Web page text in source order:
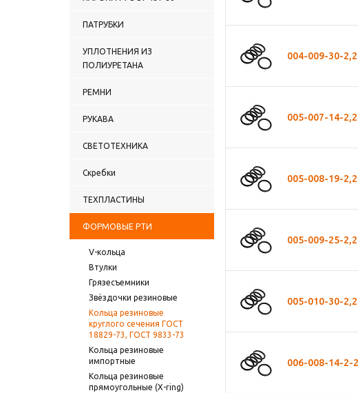
ПАТРУБКИ
УПЛОТНЕНИЯ ИЗ
ПОЛИУРЕТАНА
РЕМНИ
РУКАВА
СВЕТОТЕХНИКА
Скребки
ТЕХПЛАСТИНЫ
ФОРМОВЫЕ РТИ
V-кольца
Втулки
Грязесъемники
Звёздочки резиновые
Кольца резиновые
круглого сечения ГОСТ
18829-73, ГОСТ 9833-73
Кольца резиновые
импортные
Кольца резиновые
прямоугольные (X-ring)
004-009-30-
005-007-14-
005-008-19-
005-009-25-
005-010-30-
006-008-14-2-